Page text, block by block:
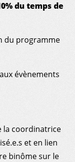
du temps de
du programme
évènements
la coordinatrice
et en lien
binôme sur le